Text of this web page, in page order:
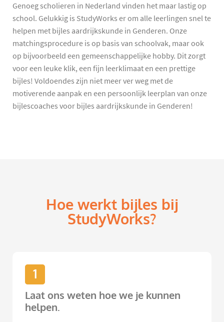
Genoeg scholieren in Nederland vinden het maar lastig op
school. Gelukkig is StudyWorks er om alle leerlingen snel te
helpen met bijles aardrijkskunde in Genderen. Onze
matchingsprocedure is op basis van schoolvak, maar ook
op bijvoorbeeld een gemeenschappelijke hobby. Dit zorgt
voor een leuke klik, een fijn leerklimaat en een prettige
bijles! Voldoendes zijn niet meer ver weg met de
motiverende aanpak en een persoonlijk leerplan van onze
bijlescoaches voor bijles aardrijkskunde in Genderen!
Hoe werkt bijles bij
StudyWorks?
1
Laat ons weten hoe we je kunnen
helpen.